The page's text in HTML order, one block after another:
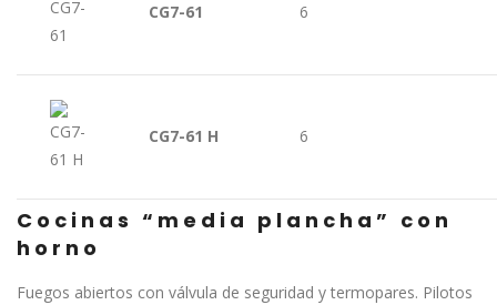
CG7-61 6
CG7-61 H 6
Cocinas “media plancha” con
horno
Fuegos abiertos con válvula de seguridad y termopares. Pilotos